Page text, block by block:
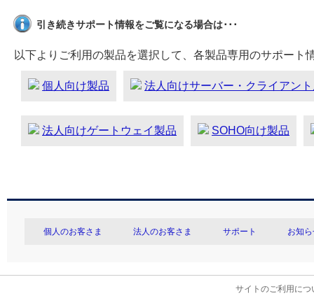
引き続きサポート情報をご覧になる場合は･･･
以下よりご利用の製品を選択して、各製品専用のサポート
個人向け製品 法人向けサーバー・クライアン
法人向けゲートウェイ製品 SOHO向け製品
個人のお客さま 法人のお客さま サポート お知
サイトのご利用につ